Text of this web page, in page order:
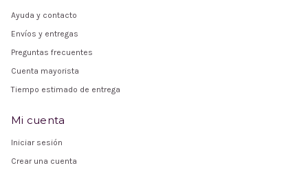
Ayuda y contacto
Envíos y entregas
Preguntas frecuentes
Cuenta mayorista
Tiempo estimado de entrega
Mi cuenta
Iniciar sesión
Crear una cuenta